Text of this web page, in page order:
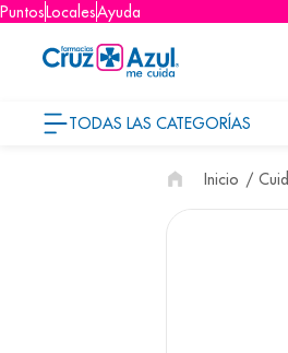
PuntosLocalesAyuda
TODAS LAS CATEGORÍAS